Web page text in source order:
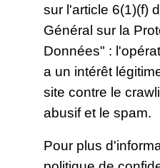
sur l'article 6(1)(f)
Général sur la
Données" :
a un intérêt
site contre le
abusif et le spam.
Pour plus